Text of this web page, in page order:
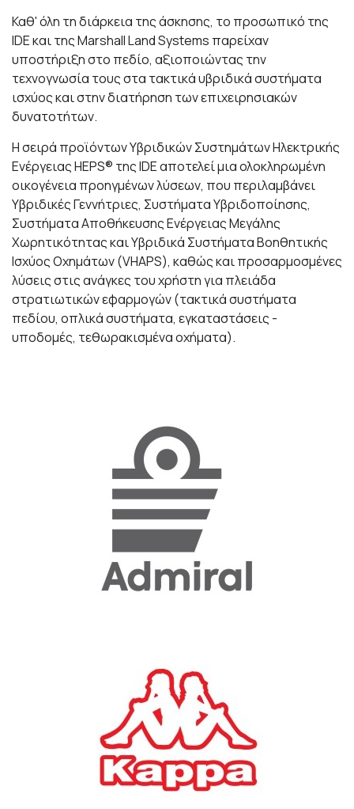
Καθ' όλη τη διάρκεια της άσκησης, το προσωπικό της
IDE και της Marshall Land Systems παρείχαν
υποστήριξη στο πεδίο, αξιοποιώντας την
τεχνογνωσία τους στα τακτικά υβριδικά συστήματα
ισχύος και στην διατήρηση των επιχειρησιακών
δυνατοτήτων.
Η σειρά προϊόντων Υβριδικών Συστημάτων Ηλεκτρικής
Ενέργειας HEPS® της IDE αποτελεί μια ολοκληρωμένη
οικογένεια προηγμένων λύσεων, που περιλαμβάνει
Υβριδικές Γεννήτριες, Συστήματα Υβριδοποίησης,
Συστήματα Αποθήκευσης Ενέργειας Μεγάλης
Χωρητικότητας και Υβριδικά Συστήματα Βοηθητικής
Ισχύος Οχημάτων (VHAPS), καθώς και προσαρμοσμένες
λύσεις στις ανάγκες του χρήστη για πλειάδα
στρατιωτικών εφαρμογών (τακτικά συστήματα
πεδίου, οπλικά συστήματα, εγκαταστάσεις -
υποδομές, τεθωρακισμένα οχήματα).